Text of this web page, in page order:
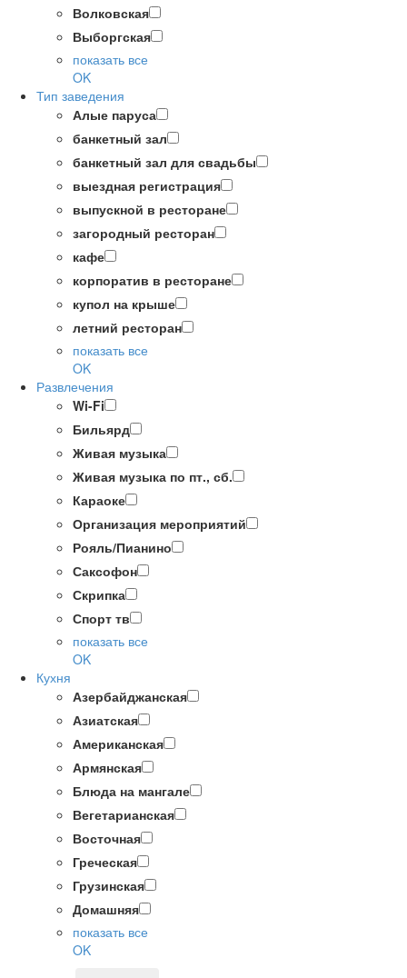
Волковская
Выборгская
показать все
OK
Тип заведения
Алые паруса
банкетный зал
банкетный зал для свадьбы
выездная регистрация
выпускной в ресторане
загородный ресторан
кафе
корпоратив в ресторане
купол на крыше
летний ресторан
показать все
OK
Развлечения
Wi-Fi
Бильярд
Живая музыка
Живая музыка по пт., сб.
Караоке
Организация мероприятий
Рояль/Пианино
Саксофон
Скрипка
Спорт тв
показать все
OK
Кухня
Азербайджанская
Азиатская
Американская
Армянская
Блюда на мангале
Вегетарианская
Восточная
Греческая
Грузинская
Домашняя
показать все
OK